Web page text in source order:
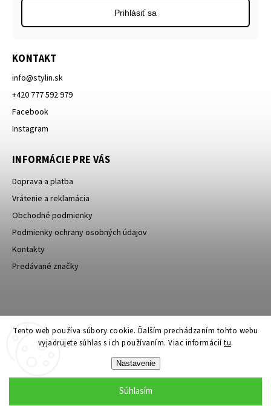
Tento web používa súbory cookie. Ďalším prechádzaním tohto webu
vyjadrujete súhlas s ich používaním. Viac informáciítu.
Nastavenie
Súhlasím
KONTAKT
info@stylin.sk
+420 777 592 979
Facebook
Instagram
INFORMÁCIE PRE VÁS
Doprava a platba
Vrátenie a reklamácia
Obchodné podmienky
Podmienky ochrany osobných údajov
Kontakty
Predávané značky
Prihlásiť sa
Bagin.cz